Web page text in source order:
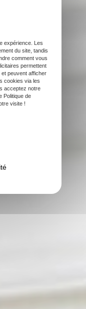
expérience. Les
du site, tandis
comment vous
permettent
peuvent afficher
cookies via les
acceptez notre
Politique de
visite !